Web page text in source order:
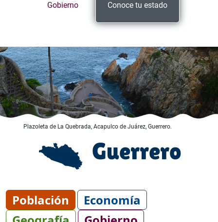
Gobierno Conoce tu estado
Plazoleta de La Quebrada, Acapulco de Juárez, Guerrero.
Guerrero
Población
Economía